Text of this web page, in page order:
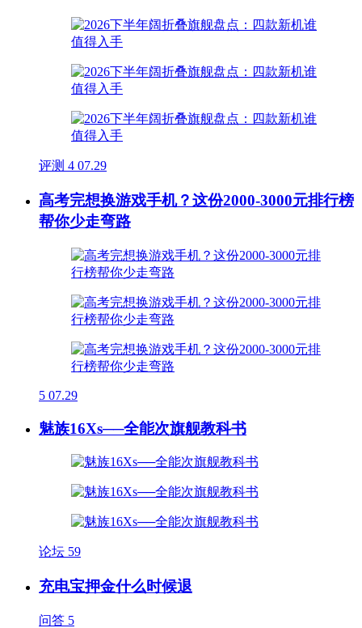
评测 4 07.29
高考完想换游戏手机？这份2000-3000元排行榜
帮你少走弯路
5 07.29
魅族16Xs──全能次旗舰教科书
论坛 59
充电宝押金什么时候退
问答 5